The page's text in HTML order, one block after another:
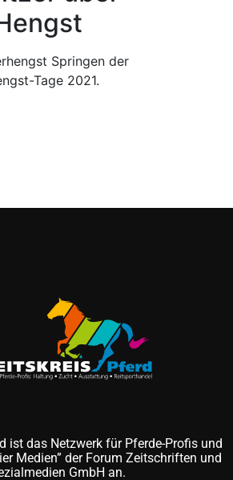
Springen der
Tage 2021.
ist das Netzwerk für Pferde-Profis und
Medien” der Forum Zeitschriften und
GmbH an.